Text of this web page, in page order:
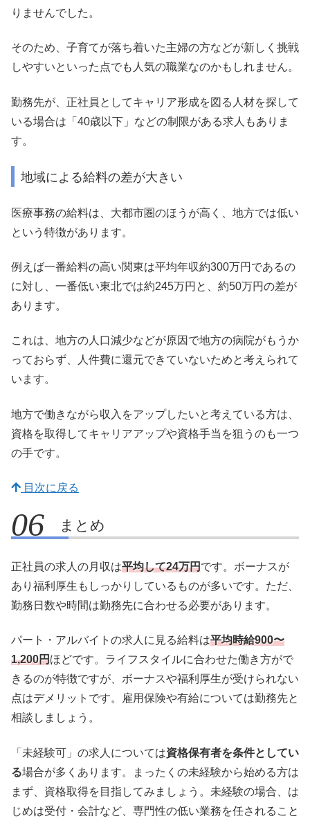
りませんでした。
そのため、子育てが落ち着いた主婦の方などが新しく挑戦
しやすいといった点でも人気の職業なのかもしれません。
勤務先が、正社員としてキャリア形成を図る人材を探して
いる場合は「40歳以下」などの制限がある求人もありま
す。
地域による給料の差が大きい
医療事務の給料は、大都市圏のほうが高く、地方では低い
という特徴があります。
例えば一番給料の高い関東は平均年収約300万円であるの
に対し、一番低い東北では約245万円と、約50万円の差が
あります。
これは、地方の人口減少などが原因で地方の病院がもうか
っておらず、人件費に還元できていないためと考えられて
います。
地方で働きながら収入をアップしたいと考えている方は、
資格を取得してキャリアアップや資格手当を狙うのも一つ
の手です。
目次に戻る
まとめ
正社員の求人の月収は平均して24万円 です。ボーナスが
あり福利厚生もしっかりしているものが多いです。ただ、
勤務日数や時間は勤務先に合わせる必要があります。
パート・アルバイトの求人に見る給料は平均時給900〜
1,200円 ほどです。ライフスタイルに合わせた働き方がで
きるのが特徴ですが、ボーナスや福利厚生が受けられない
点はデメリットです。雇用保険や有給については勤務先と
相談しましょう。
「未経験可」の求人については資格保有者を条件としてい
る場合が多くあります。まったくの未経験から始める方は
まず、資格取得を目指してみましょう。未経験の場合、は
じめは受付・会計など、専門性の低い業務を任されること